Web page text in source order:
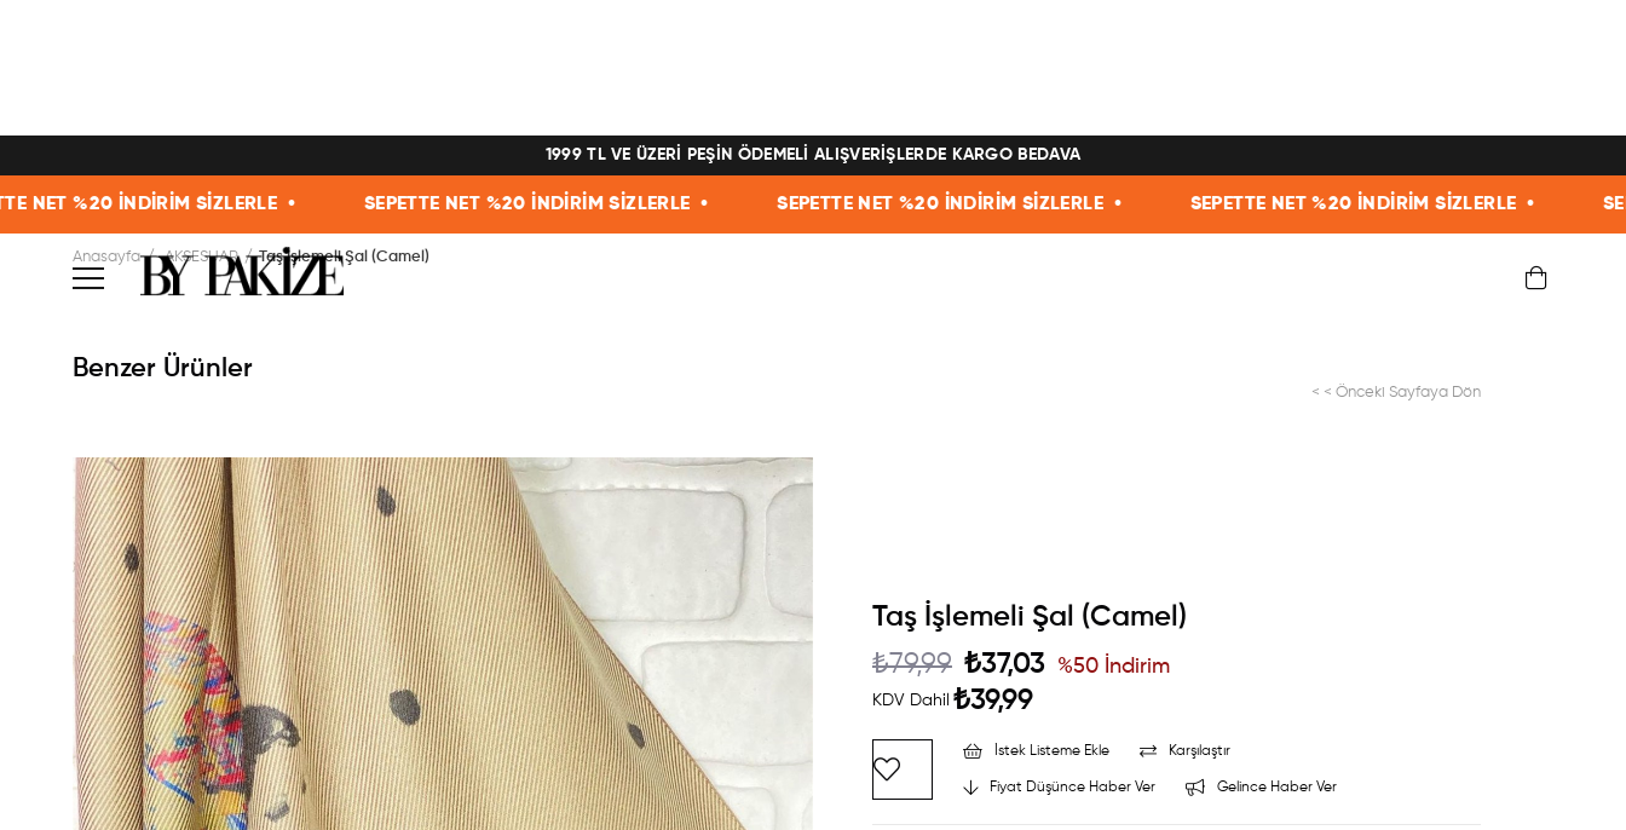
1999 TL VE ÜZERİ PEŞİN ÖDEMELİ ALIŞVERİŞLERDE KARGO BEDAVA
İNDİRİM SİZLERLE • SEPETTE NET %20 İNDİRİM SİZLERLE • SEPETTE NET %20 İNDİRİM SİZLERLE • SEPETTE NET %20 İNDİRİM SİZLERLE • SEPETTE
Anasayfa AKSESUAR Taş İşlemeli Şal (Camel)
< < Önceki Sayfaya Dön
Benzer Ürünler
Taş İşlemeli Şal (Camel)
₺79,99 ₺37,03
KDV Dahil ₺39,99
%50İndirim
İstek Listeme Ekle Karşılaştır
Fiyat Düşünce Haber Ver Gelince Haber Ver